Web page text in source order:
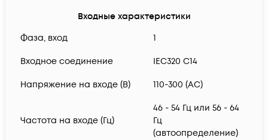
Входные характеристики
Фаза, вход
1
Входное соединение IEC320 C14
Напряжение на входе (В) 110-300 (AC)
Частота на входе (Гц)
46 - 54 Гц или 56 - 64
Гц
(автоопределение)